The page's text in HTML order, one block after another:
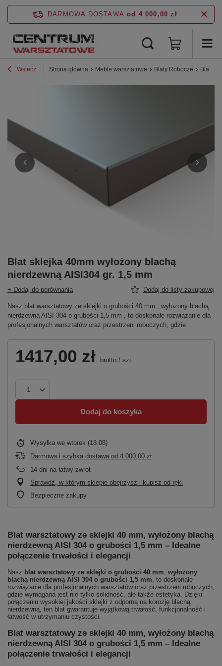
DARMOWA DOSTAWA od 4 000,00 zł
Wstecz Strona główna Meble warsztatowe Blaty Robocze Blat
Blat sklejka 40mm wyłożony blachą
nierdzewną AISI304 gr. 1,5 mm
+ Dodaj do porównania Dodaj do listy zakupowej
Nasz blat warsztatowy ze sklejki o grubości 40 mm , wyłożony blachą
nierdzewną AISI 304 o grubości 1,5 mm , to doskonałe rozwiązanie dla
profesjonalnych warsztatów oraz przestrzeni roboczych, gdzie…
1417,00 zł brutto / szt.
Dodaj do koszyka
Wysyłka we wtorek (18.08)
Darmowa i szybka dostawa od 4 000,00 zł
14 dni na łatwy zwrot
Sprawdź, w którym sklepie obejrzysz i kupisz od ręki
Bezpieczne zakupy
Blat warsztatowy ze sklejki 40 mm, wyłożony blachą
nierdzewną AISI 304 o grubości 1,5 mm – Idealne
połączenie trwałości i elegancji
Nasz blat warsztatowy ze sklejki o grubości 40 mm wyłożony
blachą nierdzewną AISI 304 o grubości 1,5 mm , to doskonałe
rozwiązanie dla profesjonalnych warsztatów oraz przestrzeni roboczych,
gdzie wymagana jest nie tylko solidność, ale także estetyka. Dzięki
połączeniu wysokiej jakości sklejki z odporną na korozję blachą
nierdzewną, ten blat gwarantuje wyjątkową trwałość, funkcjonalność i
łatwość w utrzymaniu czystości.
Blat warsztatowy ze sklejki 40 mm, wyłożony blachą
nierdzewną AISI 304 o grubości 1,5 mm – Idealne
połączenie trwałości i elegancji